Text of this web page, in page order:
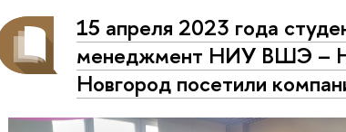
15 апреля 2023 года
менеджмент НИУ ВШЭ –
Новгород посетили